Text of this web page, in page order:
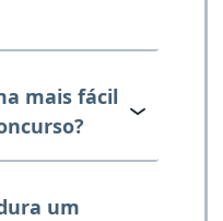
mais fácil
um